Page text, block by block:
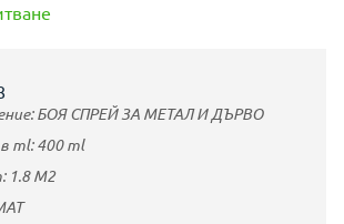
БОЯ СПРЕЙ ЗА МЕТАЛ И ДЪРВО
ml:400ml
1.8 M2